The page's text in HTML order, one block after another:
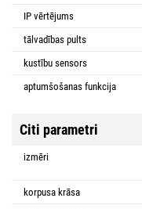
IP vērtējums
tālvadības pults
kustību sensors
aptumšošanas funkcija
Citi parametri
izmēri
korpusa krāsa